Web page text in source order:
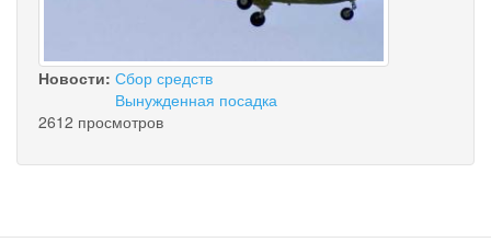
Новости: Сбор средств
Вынужденная посадка
2612 просмотров